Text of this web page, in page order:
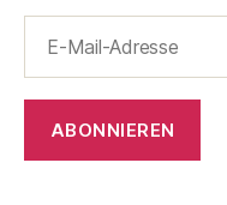
Mail-
ABONNIEREN